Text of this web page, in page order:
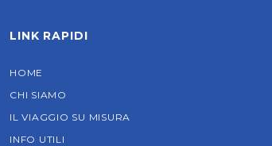
LINK RAPIDI
HOME
CHI SIAMO
IL VIAGGIO SU MISURA
INFO UTILI